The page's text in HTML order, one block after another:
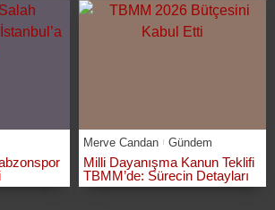
Merve Candan Gündem
Milli Dayanışma Kanun Teklifi
TBMM’de: Sürecin Detayları